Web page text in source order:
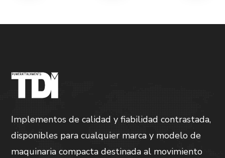
Implementos de calidad y fiabilidad contrastada,
disponibles para cualquier marca y modelo de
maquinaria compacta destinada al movimiento